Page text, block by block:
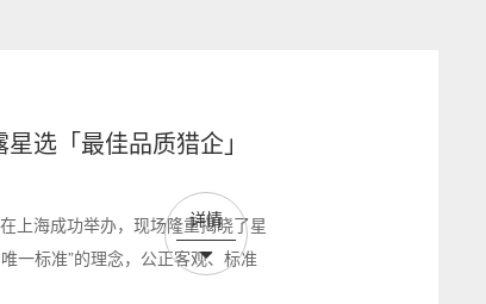
选「最佳品质猎企」
上海成功举办，现场隆重揭晓了星
一标准”的理念，公正客观、标准
详情